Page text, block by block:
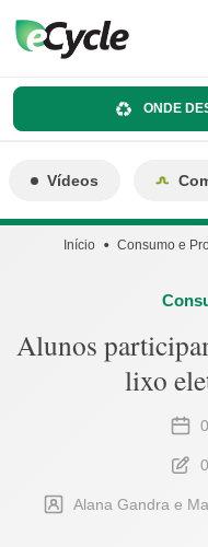
ONDE
Vídeos
Início Consumo e
Alunos
lixo
Alana Gandra e